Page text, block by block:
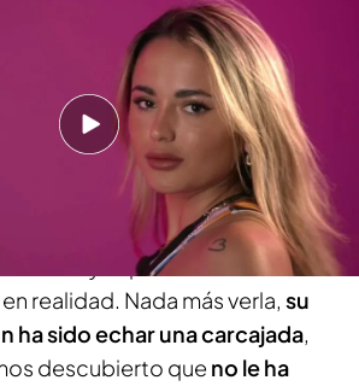
en la nueva protagonista de
su historia con Manuel
Andrea no era realmente su
le ha animado a subir la
de Mayka para conocer de
realidad. Nada más verla, su
ha sido echar una carcajada,
descubierto que no le ha